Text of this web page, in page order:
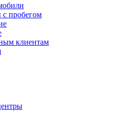
пробегом
клиентам